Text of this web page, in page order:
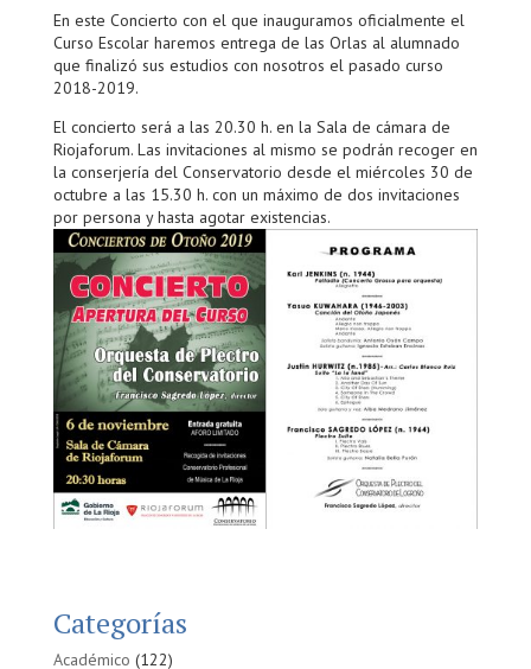
En este Concierto con el que inauguramos oficialmente el
Curso Escolar haremos entrega de las Orlas al alumnado
que finalizó sus estudios con nosotros el pasado curso
2018-2019.
El concierto será a las 20.30 h. en la Sala de cámara de
Riojaforum. Las invitaciones al mismo se podrán recoger en
la conserjería del Conservatorio desde el miércoles 30 de
octubre a las 15.30 h. con un máximo de dos invitaciones
por persona y hasta agotar existencias.
Categorías
Académico (122)